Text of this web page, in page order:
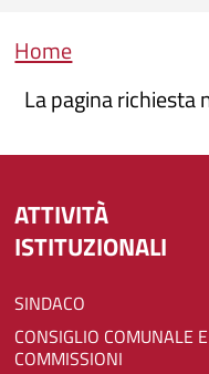
Briciole di pane
Home
La pagina richiesta
ATTIVITÀ
ISTITUZIONALI
SINDACO
CONSIGLIO COMUNALE E
COMMISSIONI